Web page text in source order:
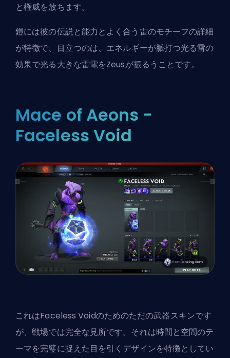
と権威を放ちます。
鎧には彼の伝説と能力とよく合う雷のモチーフの詳細
が特徴で、目立つのは、エネルギーが脈打つ光る雷の
効果で光る大きな雷電をZeusが振るうことです。
Mace of Aeons -
Faceless Void
これはFaceless Voidのためのただの武器スキンです
が、戦場では完全な見所です。それは時間と空間のテ
ーマを完璧に捉えた目を引くデザインを特徴としてい